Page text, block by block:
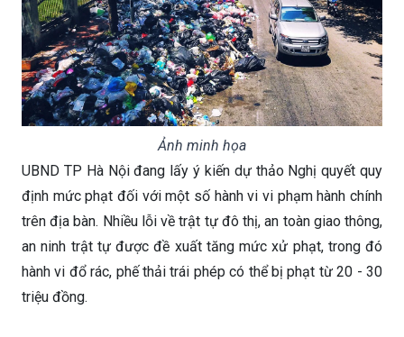
Ảnh minh họa
UBND TP Hà Nội đang lấy ý kiến dự thảo Nghị quyết quy
định mức phạt đối với một số hành vi vi phạm hành chính
trên địa bàn. Nhiều lỗi về trật tự đô thị, an toàn giao thông,
an ninh trật tự được đề xuất tăng mức xử phạt, trong đó
hành vi đổ rác, phế thải trái phép có thể bị phạt từ 20 - 30
triệu đồng.